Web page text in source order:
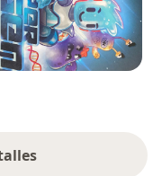
experiencia